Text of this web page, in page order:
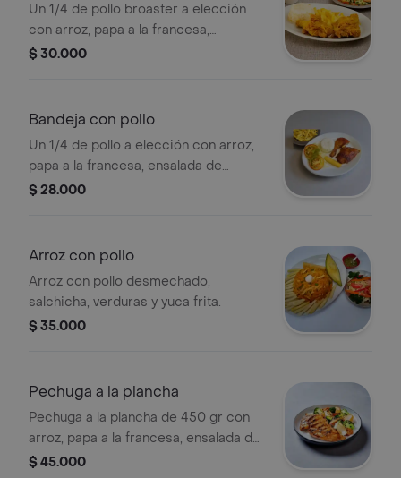
Un 1/4 de pollo broaster a elección
con arroz, papa a la francesa,
ensalada de lechuga, cohombro,
$ 30.000
Bandeja con pollo
Un 1/4 de pollo a elección con arroz,
papa a la francesa, ensalada de
lechuga, cohombro, tomate y yuca
$ 28.000
Arroz con pollo
Arroz con pollo desmechado,
salchicha, verduras y yuca frita.
$ 35.000
Pechuga a la plancha
Pechuga a la plancha de 450 gr con
arroz, papa a la francesa, ensalada de
lechuga, cohombro, tomate y yuca
$ 45.000